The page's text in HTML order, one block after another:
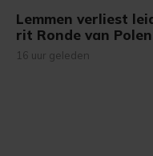
Lemmen verliest
rit Ronde van
16 uur geleden